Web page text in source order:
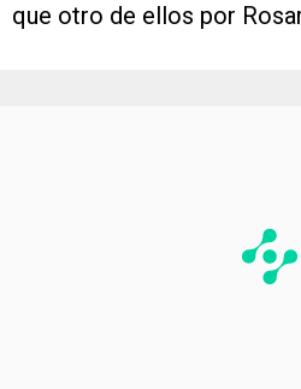
que otro de ellos por